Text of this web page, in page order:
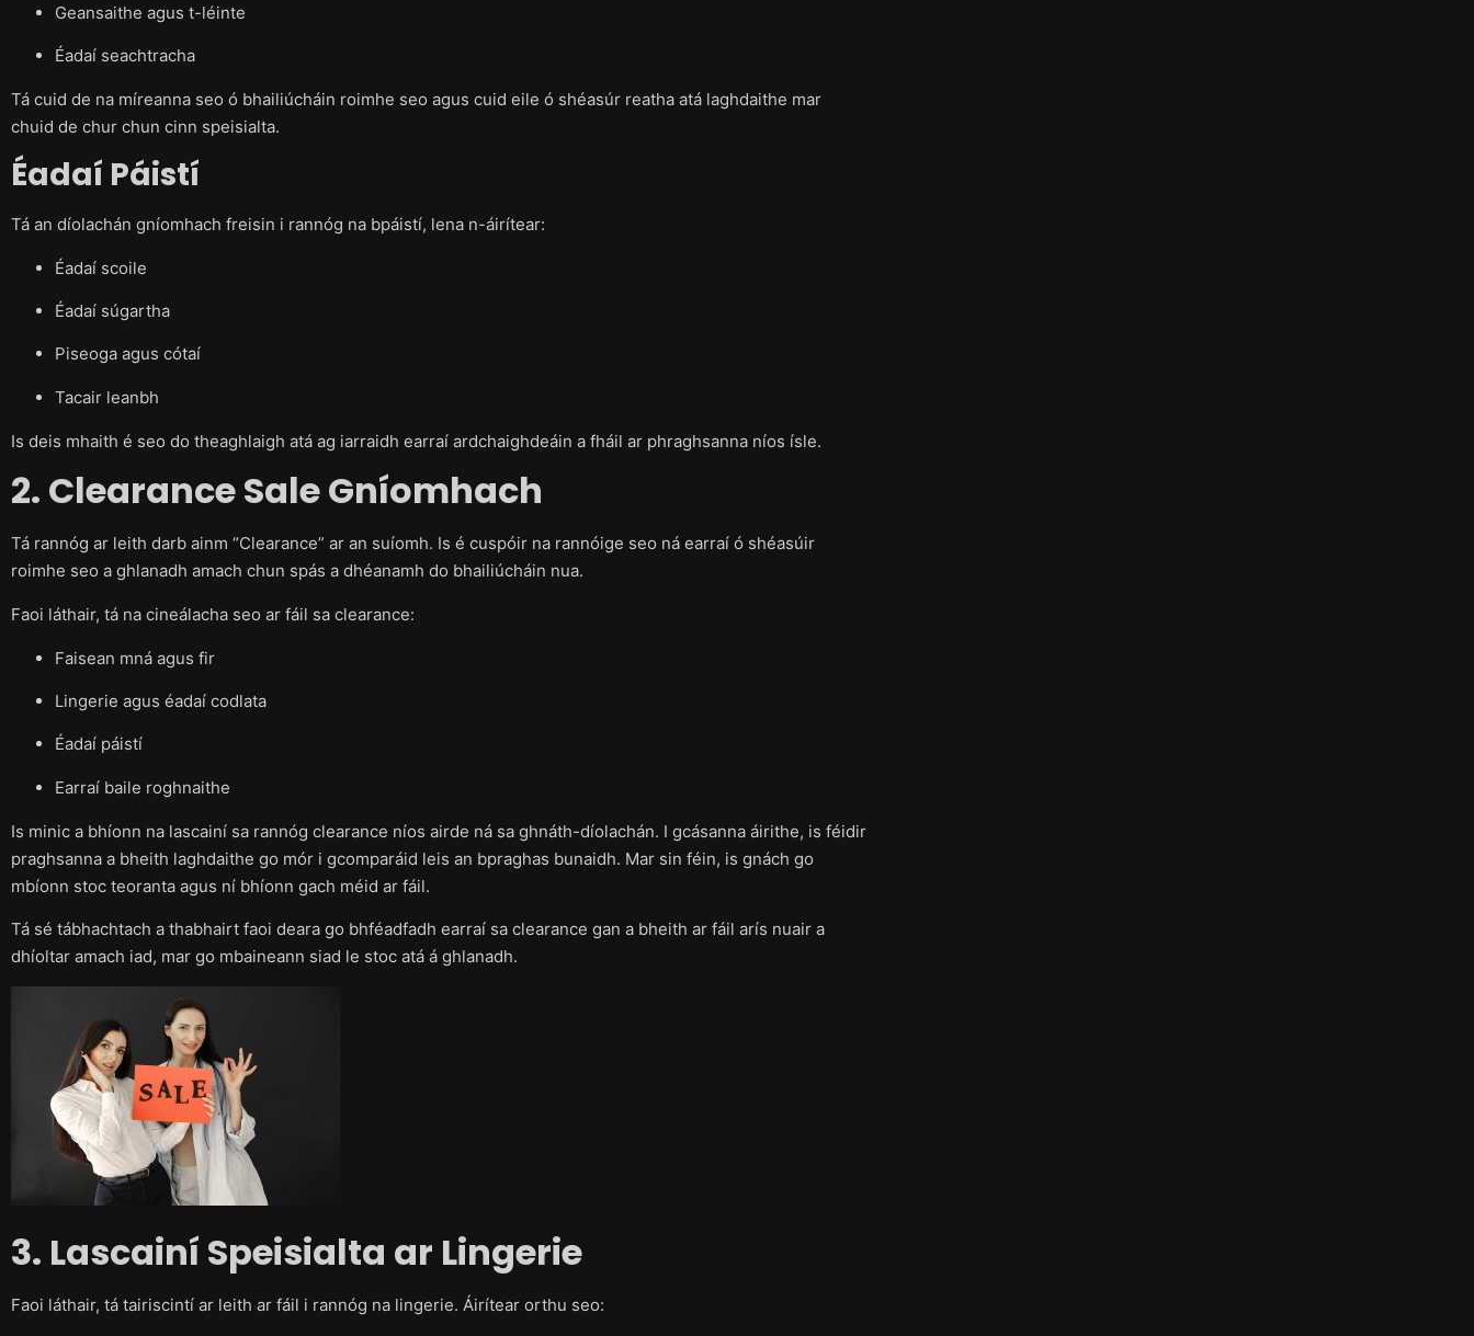
Geansaithe agus t-léinte
Éadaí seachtracha
Tá cuid de na míreanna seo ó bhailiúcháin roimhe seo agus cuid eile ó shéasúr reatha atá laghdaithe mar
chuid de chur chun cinn speisialta.
Éadaí Páistí
Tá an díolachán gníomhach freisin i rannóg na bpáistí, lena n-áirítear:
Éadaí scoile
Éadaí súgartha
Piseoga agus cótaí
Tacair leanbh
Is deis mhaith é seo do theaghlaigh atá ag iarraidh earraí ardchaighdeáin a fháil ar phraghsanna níos ísle.
2. Clearance Sale Gníomhach
Tá rannóg ar leith darb ainm “Clearance” ar an suíomh. Is é cuspóir na rannóige seo ná earraí ó shéasúir
roimhe seo a ghlanadh amach chun spás a dhéanamh do bhailiúcháin nua.
Faoi láthair, tá na cineálacha seo ar fáil sa clearance:
Faisean mná agus fir
Lingerie agus éadaí codlata
Éadaí páistí
Earraí baile roghnaithe
Is minic a bhíonn na lascainí sa rannóg clearance níos airde ná sa ghnáth-díolachán. I gcásanna áirithe, is féidir
praghsanna a bheith laghdaithe go mór i gcomparáid leis an bpraghas bunaidh. Mar sin féin, is gnách go
mbíonn stoc teoranta agus ní bhíonn gach méid ar fáil.
Tá sé tábhachtach a thabhairt faoi deara go bhféadfadh earraí sa clearance gan a bheith ar fáil arís nuair a
dhíoltar amach iad, mar go mbaineann siad le stoc atá á ghlanadh.
3. Lascainí Speisialta ar Lingerie
Faoi láthair, tá tairiscintí ar leith ar fáil i rannóg na lingerie. Áirítear orthu seo: